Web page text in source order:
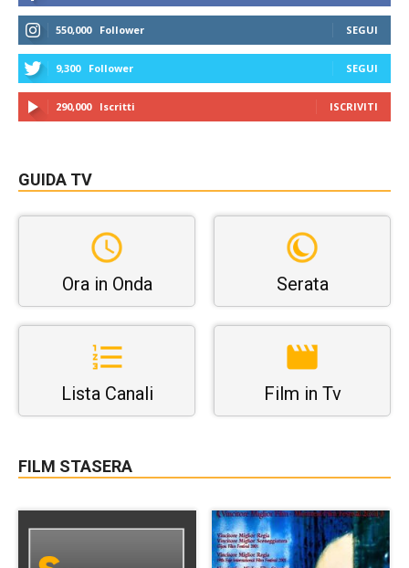
550,000 Follower SEGUI
9,300 Follower SEGUI
290,000 Iscritti ISCRIVITI
GUIDA TV
Ora in Onda Serata
Lista Canali Film in Tv
FILM STASERA